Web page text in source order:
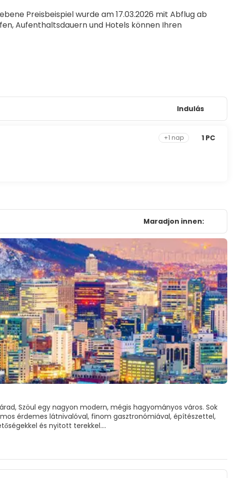
Preisbeispiel wurde am 17.03.2026 mit Abflug ab
Aufenthaltsdauern und Hotels können Ihren
Indulás
+1 nap 1 PC
Maradjon innen:
Szöul egy nagyon modern, mégis hagyományos város. Sok
érdemes látnivalóval, finom gasztronómiával, építészettel,
és nyitott terekkel.
egy természetes medencében fekszik, körülötte a Hanbuk-
A legfontosabbak közé tartozik a Gyeongbok-gung, a
amelyek a koreai dinasztiák királyi családtagjainak és a